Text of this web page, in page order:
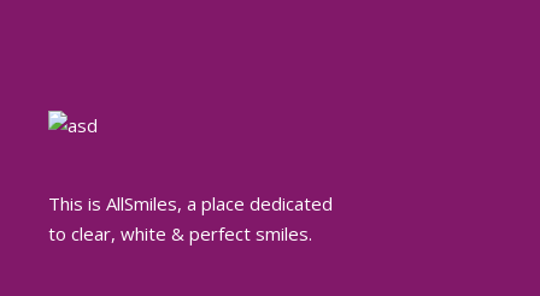
This is AllSmiles, a place dedicated
to clear, white & perfect smiles.